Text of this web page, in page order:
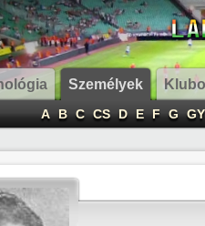
Személyek
A B C CS D E F G GY